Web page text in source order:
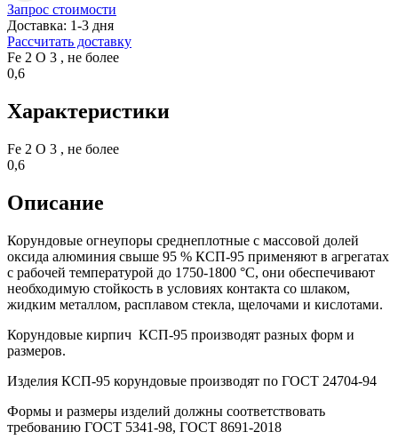
Запрос стоимости
Доставка: 1-3 дня
Рассчитать доставку
Fe 2 O 3 , не более
0,6
Характеристики
Fe 2 O 3 , не более
0,6
Описание
Корундовые огнеупоры среднеплотные с массовой долей
оксида алюминия свыше 95 % КСП-95 применяют в агрегатах
с рабочей температурой до 1750-1800 °С, они обеспечивают
необходимую стойкость в условиях контакта со шлаком,
жидким металлом, расплавом стекла, щелочами и кислотами.
Корундовые кирпич КСП-95 производят разных форм и
размеров.
Изделия КСП-95 корундовые производят по ГОСТ 24704-94
Формы и размеры изделий должны соответствовать
требованию ГОСТ 5341-98, ГОСТ 8691-2018